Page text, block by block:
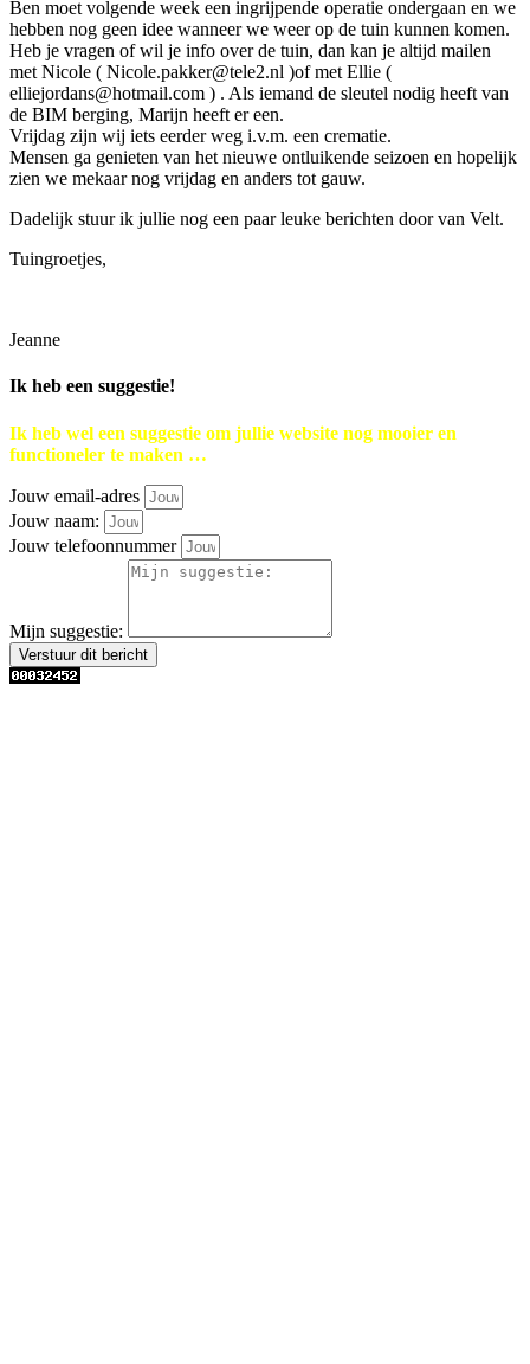
Ben moet volgende week een ingrijpende operatie ondergaan en we
hebben nog geen idee wanneer we weer op de tuin kunnen komen.
Heb je vragen of wil je info over de tuin, dan kan je altijd mailen
met Nicole ( Nicole.pakker@tele2.nl )of met Ellie (
elliejordans@hotmail.com ) . Als iemand de sleutel nodig heeft van
de BIM berging, Marijn heeft er een.
Vrijdag zijn wij iets eerder weg i.v.m. een crematie.
Mensen ga genieten van het nieuwe ontluikende seizoen en hopelijk
zien we mekaar nog vrijdag en anders tot gauw.
Dadelijk stuur ik jullie nog een paar leuke berichten door van Velt.
Tuingroetjes,
Jeanne
Ik heb een suggestie!
Ik heb wel een suggestie om jullie website nog mooier en
functioneler te maken …
Jouw email-adres
Jouw naam:
Jouw telefoonnummer
Mijn suggestie:
Verstuur dit bericht